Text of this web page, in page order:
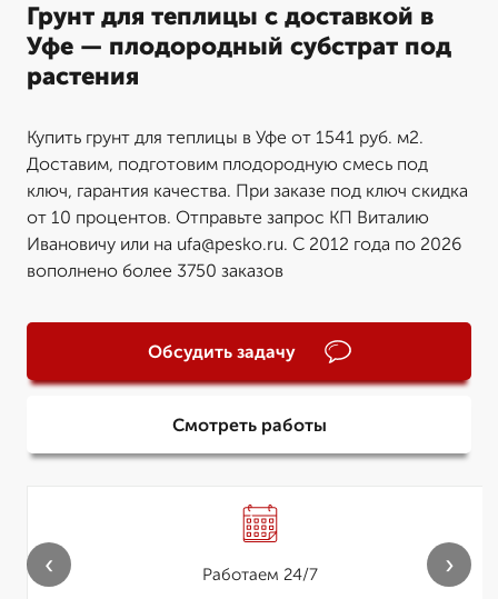
Грунт для теплицы с доставкой в
Уфе — плодородный субстрат под
растения
Купить грунт для теплицы в Уфе от 1541 руб. м2.
Доставим, подготовим плодородную смесь под
ключ, гарантия качества. При заказе под ключ скидка
от 10 процентов. Отправьте запрос КП Виталию
Ивановичу или на ufa@pesko.ru. С 2012 года по 2026
вополнено более 3750 заказов
Обсудить задачу
Смотреть работы
Работаем 24/7
‹ ›